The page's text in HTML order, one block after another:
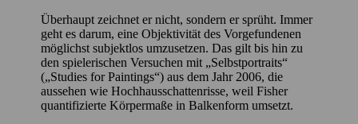
Überhaupt zeichnet er nicht, sondern er sprüht. Immer
geht es darum, eine Objektivität des Vorgefundenen
möglichst subjektlos umzusetzen. Das gilt bis hin zu
den spielerischen Versuchen mit „Selbstportraits“
(„Studies for Paintings“) aus dem Jahr 2006, die
aussehen wie Hochhausschattenrisse, weil Fisher
quantifizierte Körpermaße in Balkenform umsetzt.